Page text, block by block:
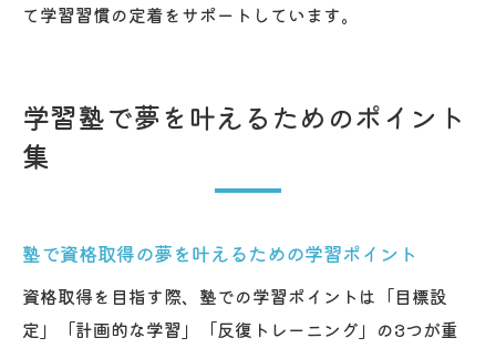
て学習習慣の定着をサポートしています。
学習塾で夢を叶えるためのポイント
集
塾で資格取得の夢を叶えるための学習ポイント
資格取得を目指す際、塾での学習ポイントは「目標設
定」「計画的な学習」「反復トレーニング」の3つが重